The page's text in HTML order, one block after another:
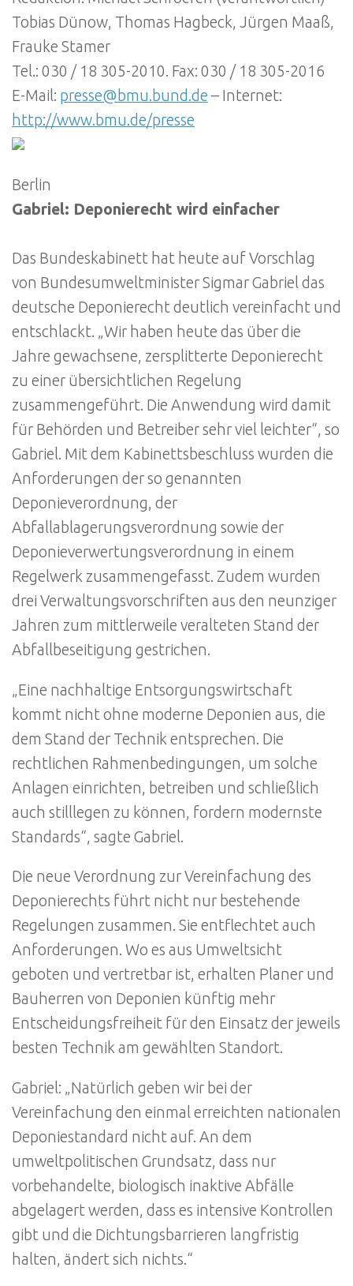
Tobias Dünow, Thomas Hagbeck, Jürgen Maaß,
Frauke Stamer
Tel.: 030 / 18 305-2010. Fax: 030 / 18 305-2016
E-Mail: presse@bmu.bund.de – Internet:
http://www.bmu.de/presse
Berlin
Gabriel: Deponierecht wird einfacher
Das Bundeskabinett hat heute auf Vorschlag
von Bundesumweltminister Sigmar Gabriel das
deutsche Deponierecht deutlich vereinfacht und
entschlackt. „Wir haben heute das über die
Jahre gewachsene, zersplitterte Deponierecht
zu einer übersichtlichen Regelung
zusammengeführt. Die Anwendung wird damit
für Behörden und Betreiber sehr viel leichter“, so
Gabriel. Mit dem Kabinettsbeschluss wurden die
Anforderungen der so genannten
Deponieverordnung, der
Abfallablagerungsverordnung sowie der
Deponieverwertungsverordnung in einem
Regelwerk zusammengefasst. Zudem wurden
drei Verwaltungsvorschriften aus den neunziger
Jahren zum mittlerweile veralteten Stand der
Abfallbeseitigung gestrichen.
„Eine nachhaltige Entsorgungswirtschaft
kommt nicht ohne moderne Deponien aus, die
dem Stand der Technik entsprechen. Die
rechtlichen Rahmenbedingungen, um solche
Anlagen einrichten, betreiben und schließlich
auch stilllegen zu können, fordern modernste
Standards“, sagte Gabriel.
Die neue Verordnung zur Vereinfachung des
Deponierechts führt nicht nur bestehende
Regelungen zusammen. Sie entflechtet auch
Anforderungen. Wo es aus Umweltsicht
geboten und vertretbar ist, erhalten Planer und
Bauherren von Deponien künftig mehr
Entscheidungsfreiheit für den Einsatz der jeweils
besten Technik am gewählten Standort.
Gabriel: „Natürlich geben wir bei der
Vereinfachung den einmal erreichten nationalen
Deponiestandard nicht auf. An dem
umweltpolitischen Grundsatz, dass nur
vorbehandelte, biologisch inaktive Abfälle
abgelagert werden, dass es intensive Kontrollen
gibt und die Dichtungsbarrieren langfristig
halten, ändert sich nichts.“